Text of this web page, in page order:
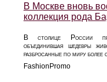
В Москве вновь
коллекция рода
В столице России
объединившая шедевры
разбросанные по миру более
FashionPromo